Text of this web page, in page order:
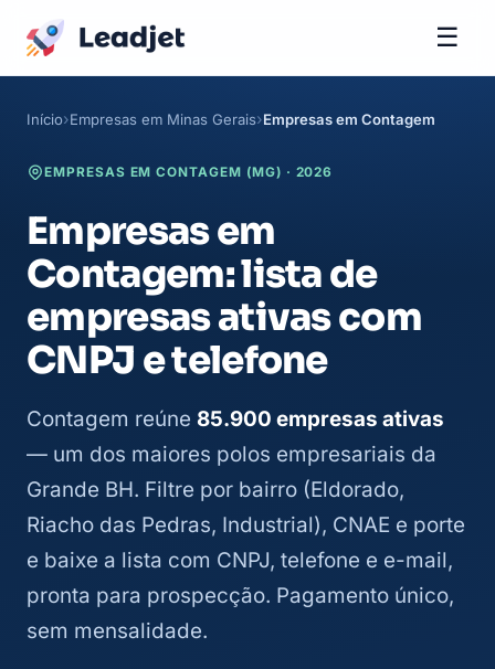
☰
Início Empresas em Minas Gerais Empresas em Contagem
EMPRESAS EM CONTAGEM (MG) · 2026
Empresas em
Contagem: lista de
empresas ativas com
CNPJ e telefone
Contagem reúne 85.900 empresas ativas
— um dos maiores polos empresariais da
Grande BH. Filtre por bairro (Eldorado,
Riacho das Pedras, Industrial), CNAE e porte
e baixe a lista com CNPJ, telefone e e-mail,
pronta para prospecção. Pagamento único,
sem mensalidade.